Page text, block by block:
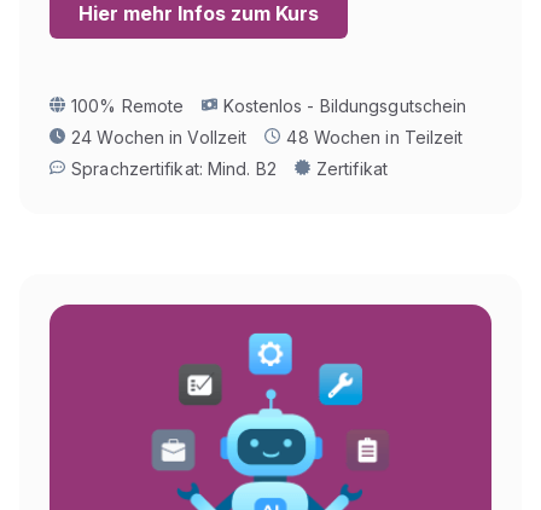
Hier mehr Infos zum Kurs
100% Remote
Kostenlos - Bildungsgutschein
24 Wochen in Vollzeit
48 Wochen in Teilzeit
Sprachzertifikat: Mind. B2
Zertifikat